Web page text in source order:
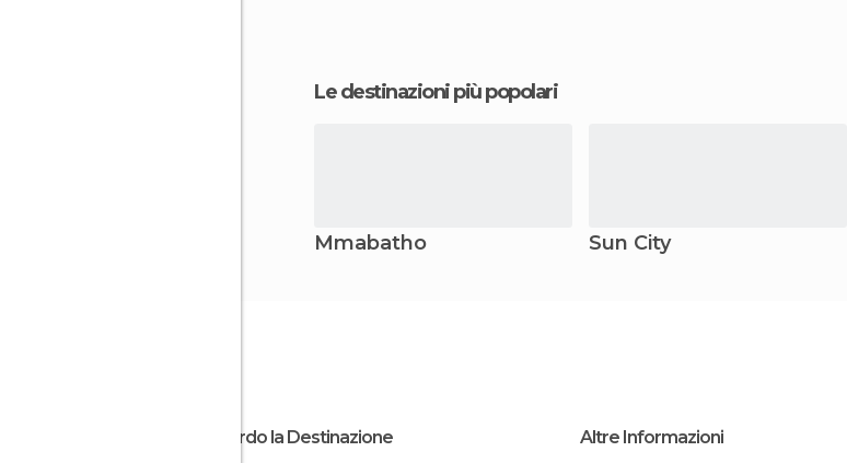
Le destinazioni più popolari
Mmabatho Sun City
Riguardo la Destinazione Altre Informazioni